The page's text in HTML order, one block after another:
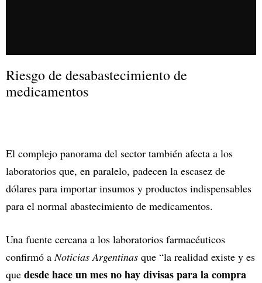
Riesgo de desabastecimiento de
medicamentos
El complejo panorama del sector también afecta a los
laboratorios que, en paralelo, padecen la escasez de
dólares para importar insumos y productos indispensables
para el normal abastecimiento de medicamentos.
Una fuente cercana a los laboratorios farmacéuticos
confirmó a Noticias Argentinas que “la realidad existe y es
que desde hace un mes no hay divisas para la compra